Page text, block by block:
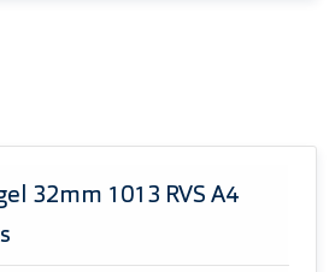
32mm 1013 RVS A4